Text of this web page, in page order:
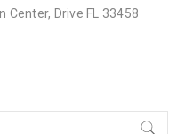
Drive FL 33458